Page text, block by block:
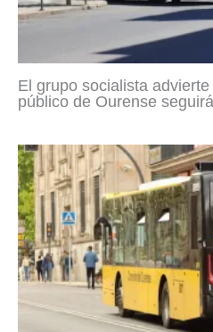
El grupo socialista
público de Ourense